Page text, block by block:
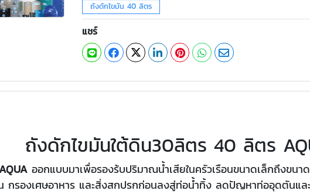
ถังดักไขมัน 40 ลิตร
แชร์
ถังดักไขมันใต้ดิน30ลิตร 40 ลิตร
ออกแบบมาเพื่อรองร้บปริมาณน้ำเสียในครัวเรือนขนาดเล็กถึงขน
กรองเศษอาหาร และสิ่งสกปรกก่อนลงสู่ท่อน้ำทิ้ง ลดปัญหาท่ออุดตันแล